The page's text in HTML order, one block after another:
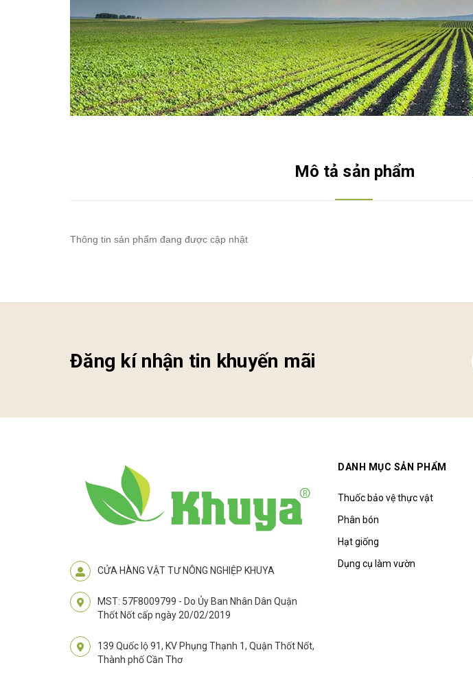
Mô tả sản phẩm
Thông tin sản phẩm đang được cập nhật
Đăng kí nhận tin khuyến mãi
CỬA HÀNG VẬT TƯ NÔNG NGHIỆP KHUYA
MST: 57F8009799 - Do Ủy Ban Nhân Dân Quận
Thốt Nốt cấp ngày 20/02/2019
139 Quốc lộ 91, KV Phụng Thạnh 1, Quận Thốt Nốt,
Thành phố Cần Thơ
DANH MỤC SẢN PHẨM
Thuốc bảo vệ thực vật
Phân bón
Hạt giống
Dụng cụ làm vườn